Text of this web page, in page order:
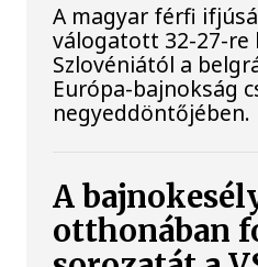
A magyar férfi
válogatott 32-27-
Szlovéniától a
Európa-bajnokság
negyeddöntőjében.
A
otthonában